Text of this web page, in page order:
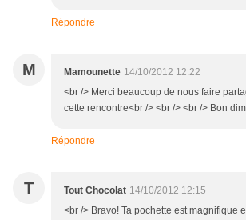
Répondre
M Mamounette 14/10/2012 12:22
<br /> Merci beaucoup de nous faire
cette rencontre<br /> <br /> <br /> Bon
Répondre
T Tout Chocolat 14/10/2012 12:15
<br /> Bravo! Ta pochette est magnifique